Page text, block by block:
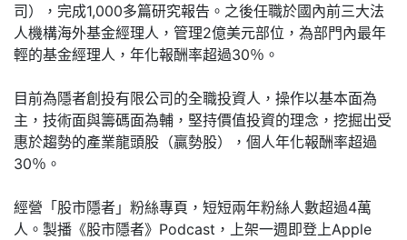
司），完成1,000多篇研究報告。之後任職於國內前三大法
人機構海外基金經理人，管理2億美元部位，為部門內最年
輕的基金經理人，年化報酬率超過30％。
目前為隱者創投有限公司的全職投資人，操作以基本面為
主，技術面與籌碼面為輔，堅持價值投資的理念，挖掘出受
惠於趨勢的產業龍頭股（贏勢股），個人年化報酬率超過
30％。
經營「股市隱者」粉絲專頁，短短兩年粉絲人數超過4萬
人。製播《股市隱者》Podcast，上架一週即登上Apple